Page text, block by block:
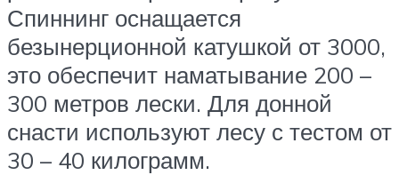
Спиннинг оснащается
безынерционной катушкой от 3000,
это обеспечит наматывание 200 –
300 метров лески. Для донной
снасти используют лесу с тестом от
30 – 40 килограмм.